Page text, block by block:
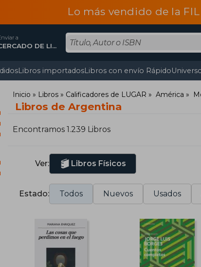
Lo más vendido de la FIL
a
CERCADO DE LIMA, Lima
Libros importadosLibros con envío Rápido
Inicio Libros Calificadores de LUGAR América
Libros de Argentina
Encontramos 1.239 Libros
Ver: Libros Físicos
Estado: Todos Nuevos Usados